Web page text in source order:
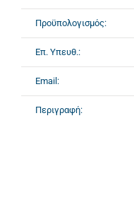
Προϋπολογισμός:
Επ. Υπευθ.:
Email:
Περιγραφή: